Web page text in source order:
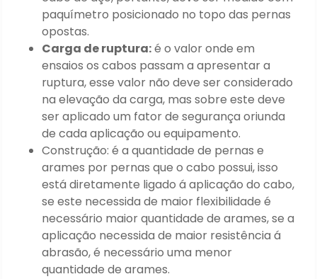
paquímetro posicionado no topo das pernas
opostas.
Carga de ruptura:é o valor onde em
ensaios os cabos passam a apresentar a
ruptura, esse valor não deve ser considerado
na elevação da carga, mas sobre este deve
ser aplicado um fator de segurança oriunda
de cada aplicação ou equipamento.
Construção: é a quantidade de pernas e
arames por pernas que o cabo possui, isso
está diretamente ligado á aplicação do cabo,
se este necessida de maior flexibilidade é
necessário maior quantidade de arames, se a
aplicação necessida de maior resistência á
abrasão, é necessário uma menor
quantidade de arames.